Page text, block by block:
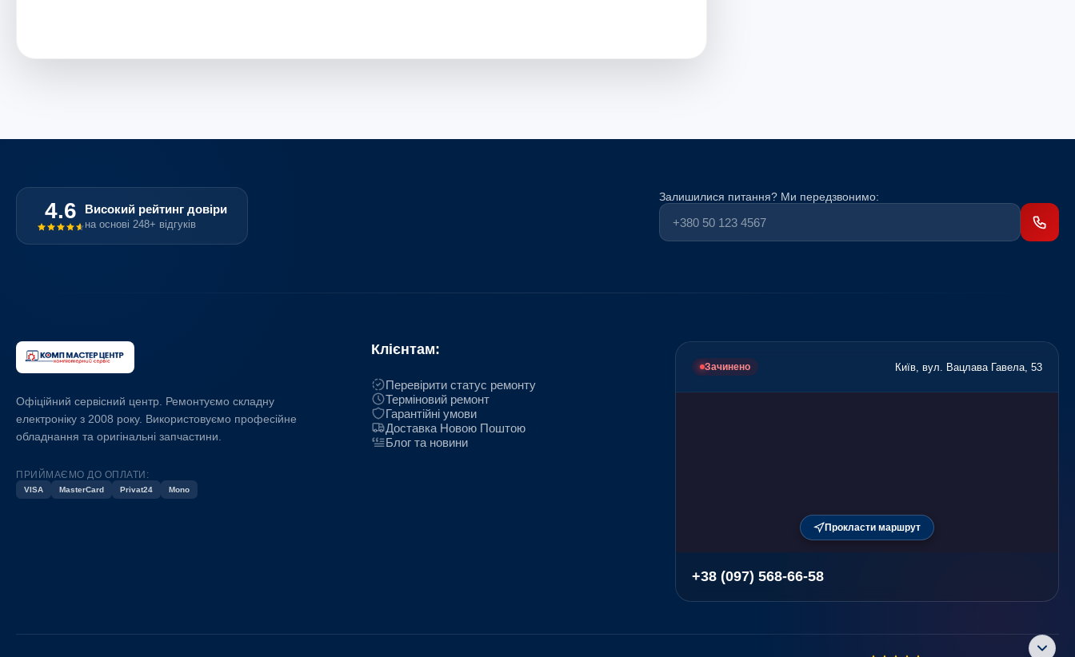
4.6 Високий рейтинг довіри
на основі 248+ відгуків
Залишилися питання? Ми передзвонимо:
Офіційний сервісний центр. Ремонтуємо складну
електроніку з 2008 року. Використовуємо професійне
обладнання та оригінальні запчастини.
ПРИЙМАЄМО ДО ОПЛАТИ:
VISA MasterCard Privat24 Mono
Клієнтам:
Перевірити статус ремонту
Терміновий ремонт
Гарантійні умови
Доставка Новою Поштою
Блог та новини
Зачинено Київ, вул. Вацлава Гавела, 53
Прокласти маршрут
+38 (097) 568-66-58